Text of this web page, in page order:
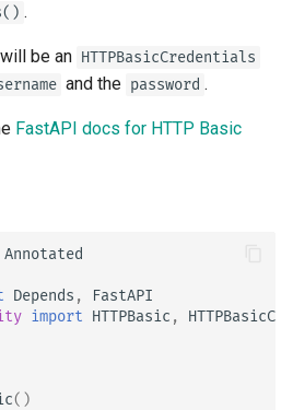
.
be an HTTPBasicCredentials
and the password .
FastAPI docs for HTTP Basic
Annotated
Depends ,
FastAPI
import HTTPBasic ,
()